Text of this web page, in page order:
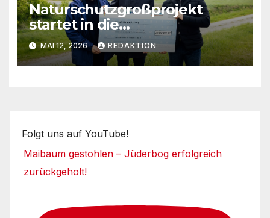
Naturschutzgroßprojekt
startet in die
Umsetzungsphase
MAI 12, 2026 REDAKTION
Folgt uns auf YouTube!
Maibaum gestohlen – Jüderbog erfolgreich
zurückgeholt!